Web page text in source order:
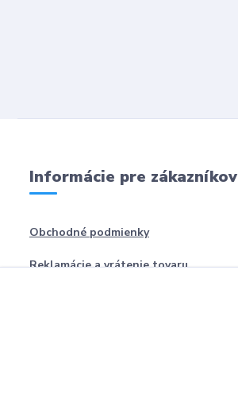
Informácie pre zákazníkov
Obchodné podmienky
Reklamácie a vrátenie tovaru